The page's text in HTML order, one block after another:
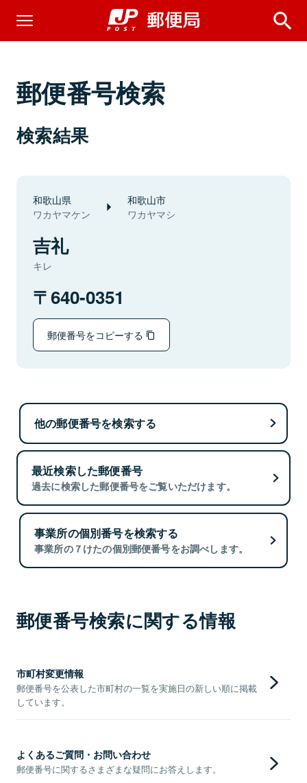
郵便番号検索
検索結果
和歌山県
ワカヤマケン
和歌山市
ワカヤマシ
吉礼
キレ
640-0351
郵便番号をコピーする
他の郵便番号を検索する
最近検索した郵便番号
過去に検索した郵便番号をご覧いただけます。
事業所の個別番号を検索する
事業所の７けたの個別郵便番号をお調べします。
郵便番号検索に関する情報
市町村変更情報
郵便番号を公表した市町村の一覧を実施日の新しい順に掲載
しています。
よくあるご質問・お問い合わせ
郵便番号に関するさまざまな疑問にお答えします。